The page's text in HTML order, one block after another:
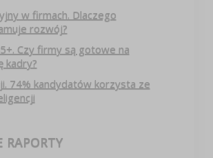
w firmach. Dlaczego
rozwój?
Czy firmy są gotowe na
kadry?
74% kandydatów korzysta ze
RAPORTY